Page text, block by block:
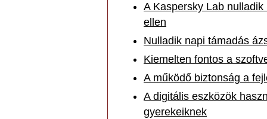
A Kaspersky Lab
ellen
Nulladik napi támadás
Kiemelten fontos a
A működő biztonság a
A digitális eszközök
gyerekeiknek